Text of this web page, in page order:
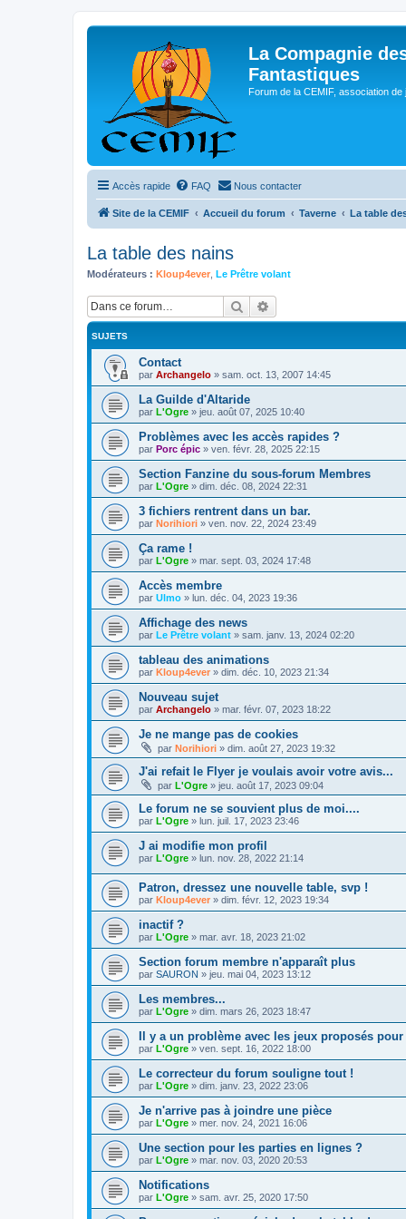
La Compagnie
Fantastiques
Forum de la CEMIF, association de
Accès rapide FAQ Nous contacter
Site de la CEMIF Accueil du forum Taverne La table
La table des nains
Modérateurs : Kloup4ever Le Prêtre volant
Rechercher
SUJETS
Contact
par Archangelo » sam. oct. 13, 2007 14:45
La Guilde d'Altaride
par L'Ogre » jeu. août 07, 2025 10:40
Problèmes avec les accès rapides ?
par Porc épic » ven. févr. 28, 2025 22:15
Section Fanzine du sous-forum Membres
par L'Ogre » dim. déc. 08, 2024 22:31
3 fichiers rentrent dans un bar.
par Norihiori » ven. nov. 22, 2024 23:49
Ça rame !
par L'Ogre » mar. sept. 03, 2024 17:48
Accès membre
par Ulmo » lun. déc. 04, 2023 19:36
Affichage des news
par Le Prêtre volant » sam. janv. 13, 2024 02:20
tableau des animations
par Kloup4ever » dim. déc. 10, 2023 21:34
Nouveau sujet
par Archangelo » mar. févr. 07, 2023 18:22
Je ne mange pas de cookies
par Norihiori » dim. août 27, 2023 19:32
J'ai refait le Flyer je voulais avoir votre avis...
par L'Ogre » jeu. août 17, 2023 09:04
Le forum ne se souvient plus de moi....
par L'Ogre » lun. juil. 17, 2023 23:46
J ai modifie mon profil
par L'Ogre » lun. nov. 28, 2022 21:14
Patron, dressez une nouvelle table, svp !
par Kloup4ever » dim. févr. 12, 2023 19:34
inactif ?
par L'Ogre » mar. avr. 18, 2023 21:02
Section forum membre n'apparaît plus
par SAURON » jeu. mai 04, 2023 13:12
Les membres...
par L'Ogre » dim. mars 26, 2023 18:47
Il y a un problème avec les jeux proposés
par L'Ogre » ven. sept. 16, 2022 18:00
Le correcteur du forum souligne tout !
par L'Ogre » dim. janv. 23, 2022 23:06
Je n'arrive pas à joindre une pièce
par L'Ogre » mer. nov. 24, 2021 16:06
Une section pour les parties en lignes ?
par L'Ogre » mar. nov. 03, 2020 20:53
Notifications
par L'Ogre » sam. avr. 25, 2020 17:50